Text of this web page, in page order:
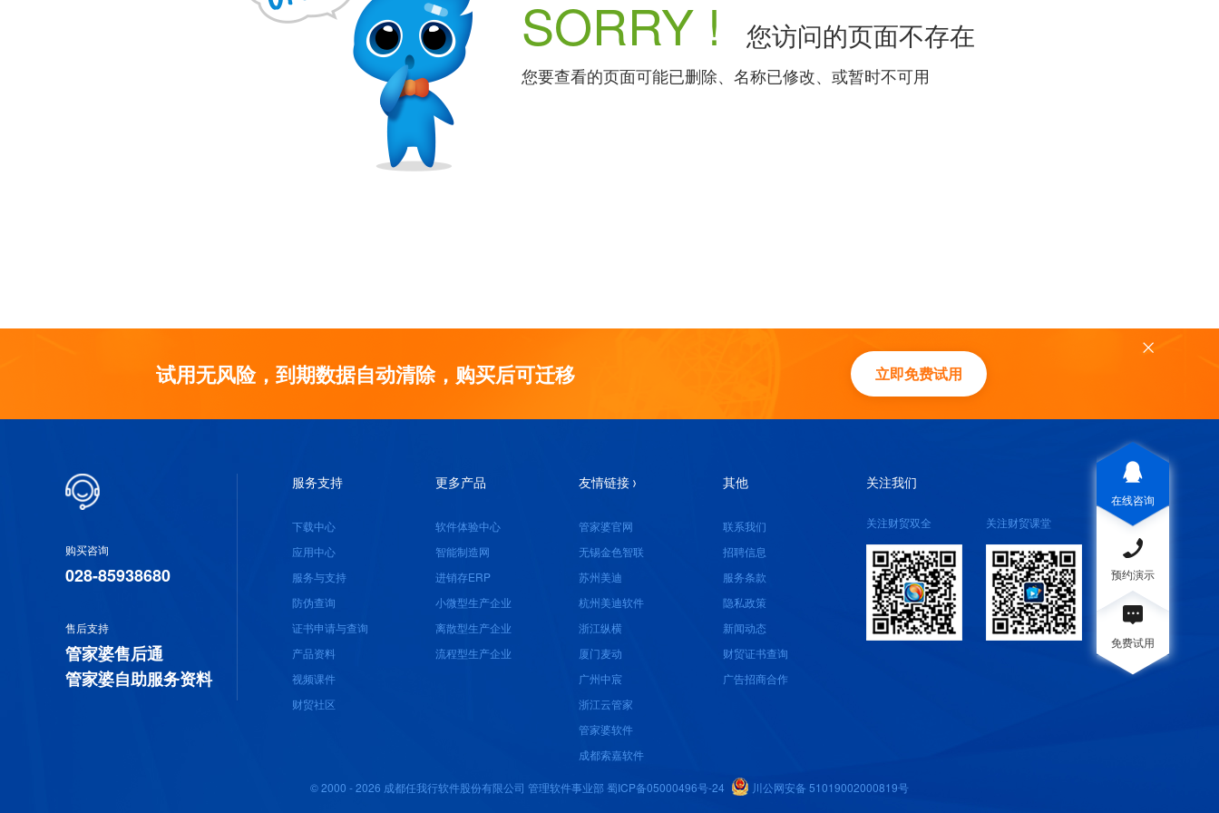
SORRY ! 您访问的页面不存在
您要查看的页面可能已删除、名称已修改、或暂时不可用
试用无风险，到期数据自动清除，购买后可迁移 立即免费试用
购买咨询
028-85938680
售后支持
管家婆售后通
管家婆自助服务资料
服务支持
下载中心
应用中心
服务与支持
防伪查询
证书申请与查询
产品资料
视频课件
财贸社区
更多产品
软件体验中心
智能制造网
进销存ERP
小微型生产企业
离散型生产企业
流程型生产企业
友情链接
管家婆官网
无锡金色智联
苏州美迪
杭州美迪软件
浙江纵横
厦门麦动
广州中宸
浙江云管家
管家婆软件
成都索嘉软件
其他
联系我们
招聘信息
服务条款
隐私政策
新闻动态
财贸证书查询
广告招商合作
关注我们
关注财贸双全 关注财贸课堂
© 2000 - 2026 成都任我行软件股份有限公司 管理软件事业部 蜀ICP备05000496号-24 川公网安备 51019002000819号
在线咨询
预约演示
免费试用